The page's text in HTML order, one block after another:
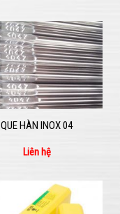
QUE HÀN INOX 04
Liên hệ